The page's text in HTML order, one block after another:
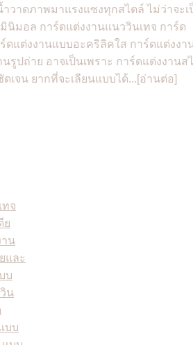
วาดภาพมาแรงแซงทุกสไตล์ ไม่ว่าจะเ
นิมอล การ์ดแต่งงานแนววินเทจ การ์ด
ดแต่งงานแบบอะคริลิคใส การ์ดแต่งงา
รูปถ่าย อาจเป็นเพราะ การ์ดแต่งงานส
เจน ยากที่จะเลียนแบบได้...[อ่านต่อ]